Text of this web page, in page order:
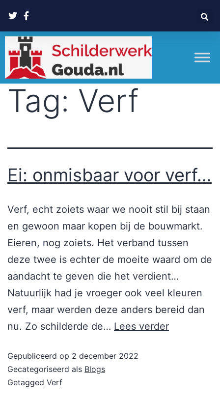
Tag: Verf
Ei: onmisbaar voor verf…
Verf, echt zoiets waar we nooit stil bij staan
en gewoon maar kopen bij de bouwmarkt.
Eieren, nog zoiets. Het verband tussen
deze twee is echter de moeite waard om de
aandacht te geven die het verdient…
Natuurlijk had je vroeger ook veel kleuren
verf, maar werden deze anders bereid dan
nu. Zo schilderde de… Lees verder
Gepubliceerd op 2 december 2022
Gecategoriseerd als Blogs
Getagged Verf